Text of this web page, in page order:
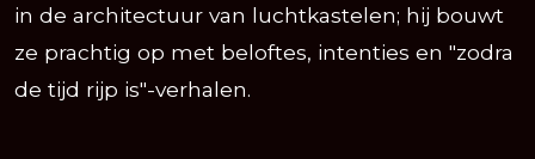
in de architectuur van luchtkastelen; hij bouwt
ze prachtig op met beloftes, intenties en "zodra
de tijd rijp is"-verhalen.